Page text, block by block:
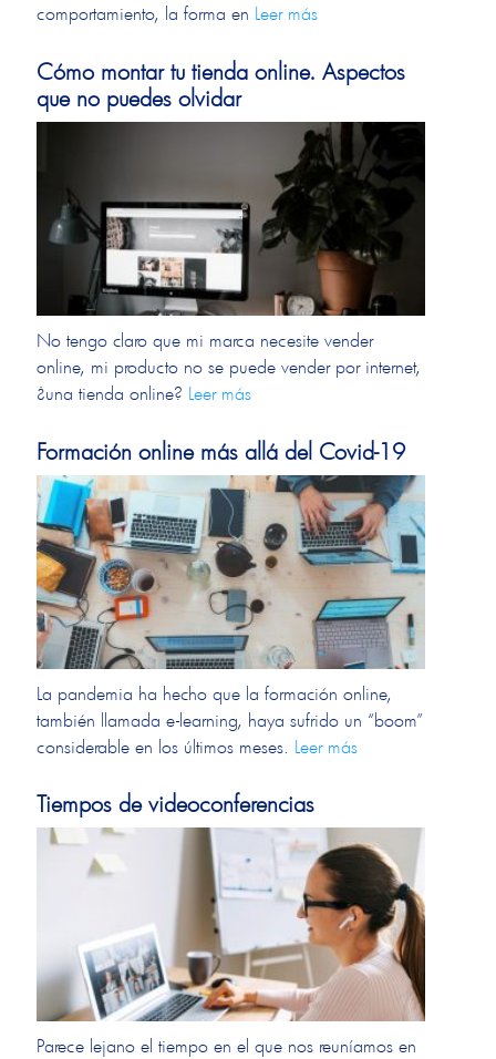
comportamiento, la forma en Leer más
Cómo montar tu tienda online. Aspectos
que no puedes olvidar
No tengo claro que mi marca necesite vender
online, mi producto no se puede vender por internet,
¿una tienda online? Leer más
Formación online más allá del Covid-19
La pandemia ha hecho que la formación online,
también llamada e-learning, haya sufrido un “boom”
considerable en los últimos meses. Leer más
Tiempos de videoconferencias
Parece lejano el tiempo en el que nos reuníamos en